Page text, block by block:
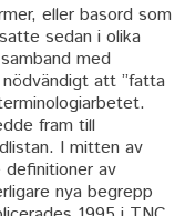
eller basord som
sedan i olika
med
att ”fatta
fram till
I mitten av
av
nya begrepp